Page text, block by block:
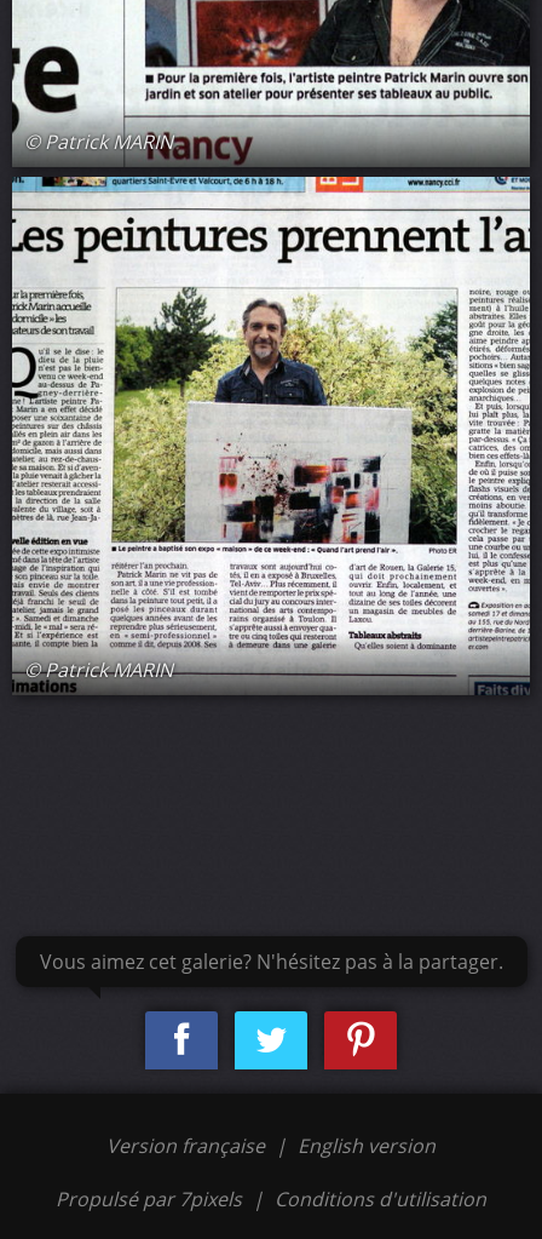
© Patrick MARIN
© Patrick MARIN
Vous aimez cet galerie? N'hésitez pas à la partager.
Version française | English version
Propulsé par 7pixels | Conditions d'utilisation